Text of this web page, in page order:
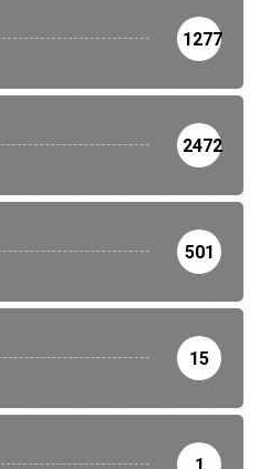
1277
2472
501
15